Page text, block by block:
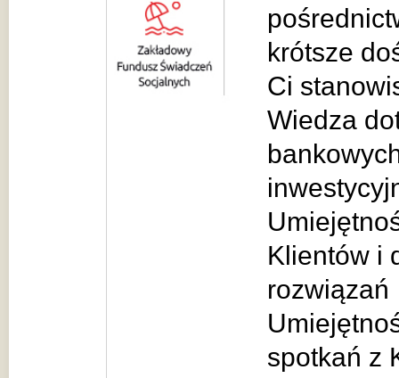
krótsze
Ci
Wiedza
Klientów i
rozwiązań
spotkań z